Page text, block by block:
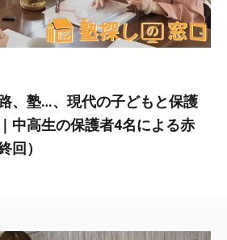
、塾…、現代の子どもと保護
中高生の保護者4名による赤
回）